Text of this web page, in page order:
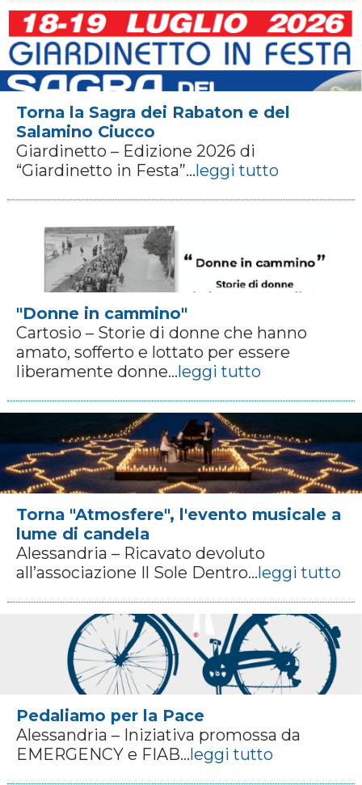
Torna la Sagra dei Rabaton e del
Salamino Ciucco
Giardinetto – Edizione 2026 di
“Giardinetto in Festa”...leggi tutto
"Donne in cammino"
Cartosio – Storie di donne che hanno
amato, sofferto e lottato per essere
liberamente donne...leggi tutto
Torna "Atmosfere", l'evento musicale a
lume di candela
Alessandria – Ricavato devoluto
all’associazione Il Sole Dentro...leggi tutto
Pedaliamo per la Pace
Alessandria – Iniziativa promossa da
EMERGENCY e FIAB...leggi tutto